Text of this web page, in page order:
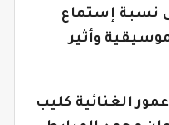
نسبة إستماع
وأثير
الغنائية كليب